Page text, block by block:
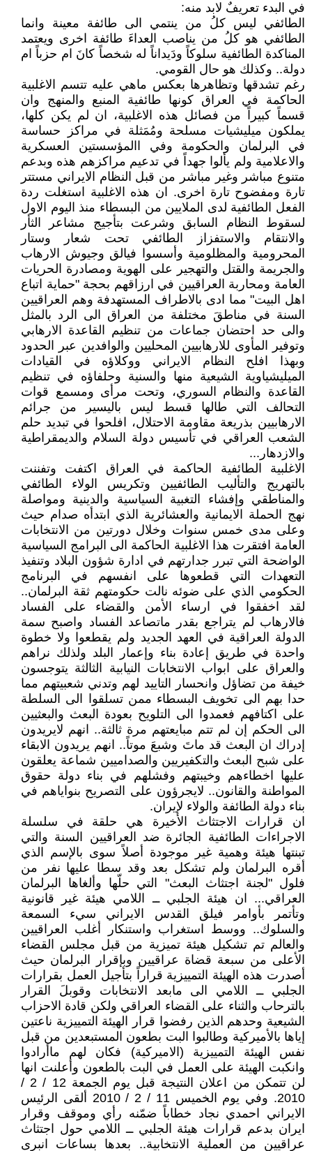
في البدء تعريفٌ لابد منه:
الطائفي ليس كلُ من ينتمي الى طائفة معينة وانما
الطائفي هو كلُ من يناصب العداءَ طائفة اخرى ويعتمد
المناكدة الطائفية سلوكاً ودَيداناً له شخصاً كانَ ام حزباً ام
دولة.. وكذلك هو حال القومي.
رغم تشدقها وتظاهرها بعكس ماهي عليه تتسم الاغلبية
الحاكمة في العراق كونها طائفية المنبع والمنهج وان
قسماً كبيراً من فصائل هذه الاغلبية، ان لم يكن كلها،
يملكون ميليشيات مسلحة ومُمَثلة في مراكز حساسة
في البرلمان والحكومة وفي االمؤسستين العسكرية
والاعلامية ولم يألوا جهداً في تدعيم مراكزهم هذه وبدعم
متنوع مباشر وغير مباشر من قبل النظام الايراني مستتر
تارة ومفضوح تارة اخرى. ان هذه الاغلبية استغلت ردة
الفعل الطائفية لدى الملايين من البسطاء منذ اليوم الاول
لسقوط النظام السابق وشرعت بتأجيج مشاعر الثأر
والانتقام والاستفزاز الطائفي تحت شعار وستار
المحرومية والمظلومية وأسسوا فيالق وجيوش الارهاب
والجريمة والقتل والتهجير على الهوية ومصادرة الحريات
العامة ومحاربة العراقيين في ارزاقهم بحجة "حماية اتباع
اهل البيت" مما ادى بالاطراف المستهدفة وهم العراقيين
السنة في مناطقَ مختلفة من العراق الى الرد بالمثل
والى حد احتضان جماعات من تنظيم القاعدة الارهابي
وتوفير المأوى للارهابيين المحليين والوافدين عبر الحدود
وبهذا افلح النظام الايراني ووكلاؤه في القيادات
الميليشياوية الشيعية منها والسنية وحلفاؤه في تنظيم
القاعدة والنظام السوري، وتحت مرأى ومسمع قوات
التحالف التي طالها قسط ليس باليسير من جرائم
الارهابيين بذريعة مقاومة الاحتلال، افلحوا في تبديد حلم
الشعب العراقي في تأسيس دولة السلام والديمقراطية
والازدهار...
الاغلبية الطائفية الحاكمة في العراق اكتفت وتفننت
بالتهريج والتأليب الطائفيين وتكريس الولاء الطائفي
والمناطقي وإفشاء التغبية السياسية والدينية ومواصلة
نهج الحملة الايمانية والعشائرية الذي ابتدأه صدام حيث
وعلى مدى خمس سنوات وخلال دورتين من الانتخابات
العامة افتقرت هذا الاغلبية الحاكمة الى البرامج السياسية
الواضحة التي تبرر جدارتهم في ادارة شؤون البلاد وتنفيذ
التعهدات التي قطعوها على انفسهم في البرنامج
الحكومي الذي على ضوئه نالت حكومتهم ثقة البرلمان..
لقد اخفقوا في ارساء الأمن والقضاء على الفساد
فالارهاب لم يتراجع بقدر ماتصاعد الفساد واصبح سمة
الدولة العراقية في العهد الجديد ولم يقطعوا ولا خطوة
واحدة في طريق إعادة بناء وإعمار البلد ولذلك نراهم
والعراق على ابواب الانتخابات النيابية الثالثة يتوجسون
خيفة من تضاؤل وانحسار التاييد لهم وتدني شعبيتهم مما
حدا بهم الى تخويف البسطاء ممن تسلقوا الى السلطة
على اكتافهم فعمدوا الى التلويح بعودة البعث والبعثيين
الى الحكم إن لم تتم مبايعتهم مرة ثالثة.. انهم لايريدون
إدراك ان البعث قد ماتَ وشبعَ موتاً.. انهم يريدون الابقاء
على شبح البعث والتكفيريين والصداميين شماعة يعلقون
عليها اخطاءهم وخيبتهم وفشلهم في بناء دولة حقوق
المواطنة والقانون.. لايجرؤون على التصريح بنواياهم في
بناء دولة الطائفة والولاء لإيران.
ان قرارات الاجتثاث الأخيرة هي حلقة في سلسلة
الاجراءات الطائفية الجائرة ضد العراقيين السنة والتي
تبنتها هيئة وهمية غير موجودة أصلاً سوى بالإسم الذي
أقره البرلمان ولم تشكل بعد وقد سطا عليها نفر من
فلول "لجنة اجتثاث البعث" التي حلّها وألغاها البرلمان
العراقي... ان هيئة الجلبي ــ اللامي هيئة غير قانونية
وتأتمر بأوامر فيلق القدس الايراني سيء السمعة
والسلوك.. ووسط استغراب واستنكار أغلب العراقيين
والعالم تم تشكيل هيئة تميزية من قبل مجلس القضاء
الأعلى من سبعة قضاة عراقيين وبإقرار البرلمان حيث
أصدرت هذه الهيئة التمييزية قراراً بتأجيل العمل بقرارات
الجلبي ــ اللامي الى مابعد الانتخابات وقوبلَ القرار
بالترحاب والثناء على القضاء العراقي ولكن قادة الاحزاب
الشيعية وحدهم الذين رفضوا قرار الهيئة التمييزية ناعتين
إياها بالأميركية وطالبوا البت بطعون المستبعدين من قبل
نفس الهيئة التمييزية (الاميركية) فكان لهم ماأرادوا
وانكبت الهيئة على العمل في البت بالطعون وأعلنت انها
لن تتمكن من اعلان النتيجة قبل يوم الجمعة 12 / 2 /
2010. وفي يوم الخميس 11 / 2 / 2010 ألقى الرئيس
الايراني احمدي نجاد خطاباً ضمّنه رأي وموقف وقرار
ايران بدعم قرارات هيئة الجلبي ــ اللامي حول اجتثاث
عراقيين من العملية الانتخابية.. بعدها بساعات انبرى